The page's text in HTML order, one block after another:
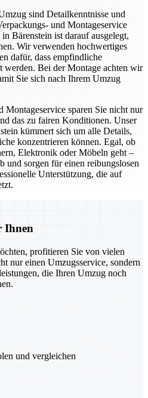
sind Detailkenntnisse und
und Montageservice
Bärenstein ist darauf ausgelegt,
Wir verwenden hochwertiges
dafür, dass empfindliche
werden. Bei der Montage achten wir
Sie sich nach Ihrem Umzug
Montageservice sparen Sie nicht nur
das zu fairen Konditionen. Unser
kümmert sich um alle Details,
konzentrieren können. Egal, ob
Elektronik oder Möbeln geht –
und sorgen für einen reibungslosen
Unterstützung, die auf
Ihnen
profitieren Sie von vielen
nur einen Umzugsservice, sondern
die Ihren Umzug noch
und vergleichen